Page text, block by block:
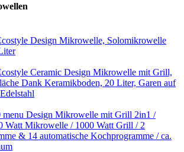
Design Mikrowelle, Solomikrowelle
Ceramic Design Mikrowelle mit Grill,
Dank Keramikboden, 20 Liter, Garen auf
Design Mikrowelle mit Grill 2in1 /
Watt Mikrowelle / 1000 Watt Grill / 2
& 14 automatische Kochprogramme / ca.